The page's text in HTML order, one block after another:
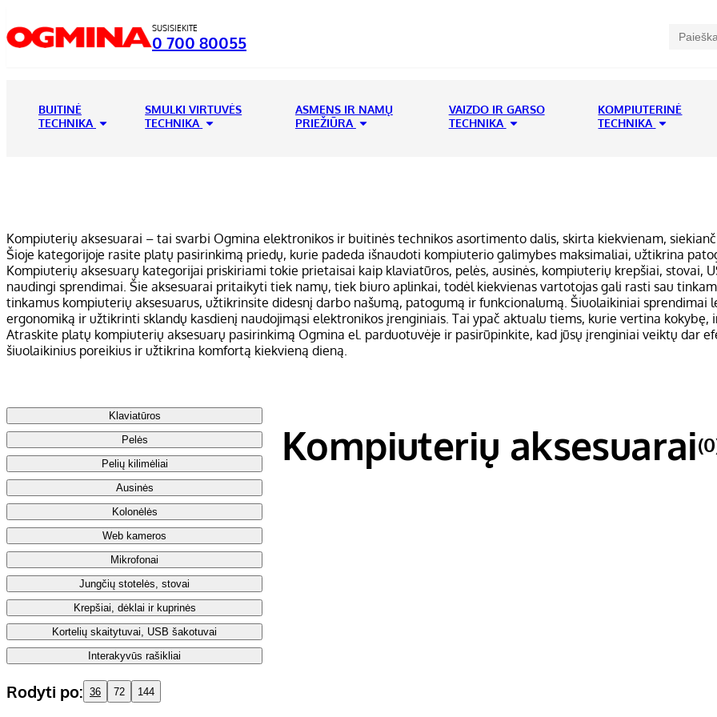
SUSISIEKITE
0 700 80055
BUITINĖ
TECHNIKA
SMULKI VIRTUVĖS
TECHNIKA
ASMENS IR NAMŲ
PRIEŽIŪRA
VAIZDO IR GARSO
TECHNIKA
KOMPIUTERINĖ
TECHNIKA
Kompiuterių aksesuarai – tai svarbi Ogmina elektronikos ir buitinės technikos asortimento dalis, skirta kiekvienam,
Šioje kategorijoje rasite platų pasirinkimą priedų, kurie padeda išnaudoti kompiuterio galimybes maksimaliai, užtikrina
Kompiuterių aksesuarų kategorijai priskiriami tokie prietaisai kaip klaviatūros, pelės, ausinės, kompiuterių krepšiai, stovai,
naudingi sprendimai. Šie aksesuarai pritaikyti tiek namų, tiek biuro aplinkai, todėl kiekvienas vartotojas gali rasti sau
tinkamus kompiuterių aksesuarus, užtikrinsite didesnį darbo našumą, patogumą ir funkcionalumą. Šiuolaikiniai
ergonomiką ir užtikrinti sklandų kasdienį naudojimąsi elektronikos įrenginiais. Tai ypač aktualu tiems, kurie vertina
Atraskite platų kompiuterių aksesuarų pasirinkimą Ogmina el. parduotuvėje ir pasirūpinkite, kad jūsų įrenginiai veiktų dar
šiuolaikinius poreikius ir užtikrina komfortą kiekvieną dieną.
Klaviatūros
Pelės
Pelių kilimėliai
Ausinės
Kolonėlės
Web kameros
Mikrofonai
Jungčių stotelės, stovai
Krepšiai, dėklai ir kuprinės
Kortelių skaitytuvai, USB šakotuvai
Interakyvūs rašikliai
Rodyti po: 36 72 144
Kompiuterių aksesuarai